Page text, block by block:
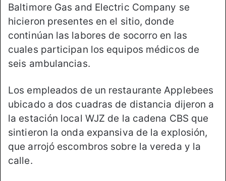
Baltimore Gas and Electric Company se
hicieron presentes en el sitio, donde
continúan las labores de socorro en las
cuales participan los equipos médicos de
seis ambulancias.
Los empleados de un restaurante Applebees
ubicado a dos cuadras de distancia dijeron a
la estación local WJZ de la cadena CBS que
sintieron la onda expansiva de la explosión,
que arrojó escombros sobre la vereda y la
calle.